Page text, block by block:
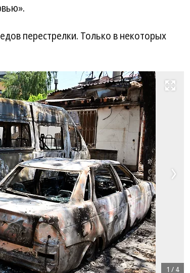
перестрелки. Только в некоторых
Развернуть на весь экран
1 / 4